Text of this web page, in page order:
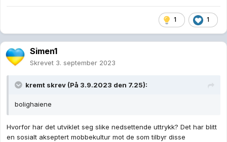
1 1
Simen1
Skrevet 3. september 2023
kremt skrev (På 3.9.2023 den 7.25):
bolighaiene
Hvorfor har det utviklet seg slike nedsettende uttrykk? Det har blitt
en sosialt akseptert mobbekultur mot de som tilbyr disse